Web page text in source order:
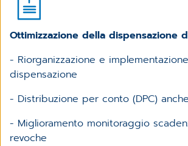
Ottimizzazione della dispensazione
- Riorganizzazione e
dispensazione
- Distribuzione per conto (DPC)
- Miglioramento monitoraggio
revoche